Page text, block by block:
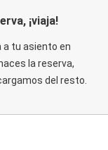
¡viaja!
a tu asiento en
la reserva,
del resto.